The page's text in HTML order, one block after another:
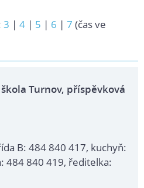
3 | 4 | 5 | 6 | 7 (čas ve
Turnov, příspěvková
B: 484 840 417, kuchyň:
484 840 419, ředitelka: